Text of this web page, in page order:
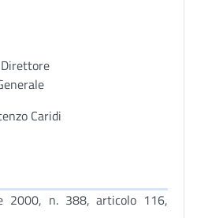
Caridi
2000, n. 388, articolo 116,